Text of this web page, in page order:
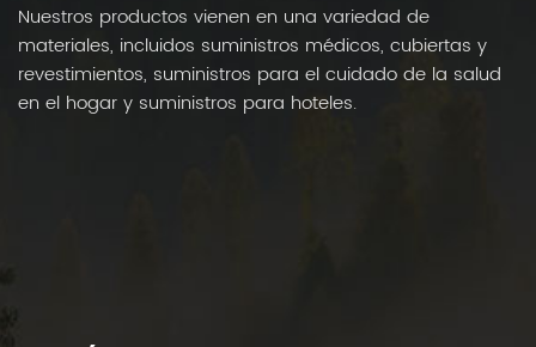
Nuestros productos vienen en una variedad de
materiales, incluidos suministros médicos, cubiertas y
revestimientos, suministros para el cuidado de la salud
en el hogar y suministros para hoteles.